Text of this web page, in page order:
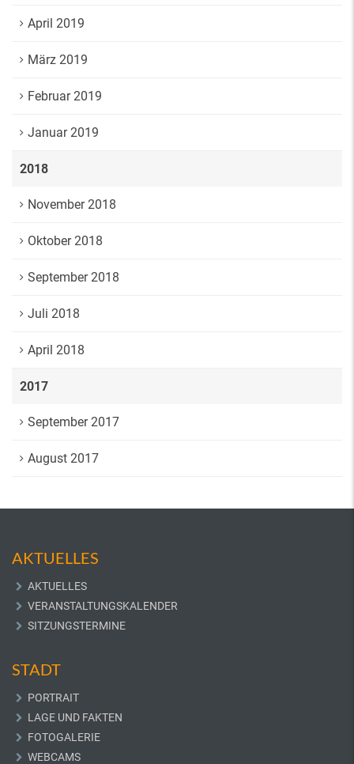
April 2019
März 2019
Februar 2019
Januar 2019
2018
November 2018
Oktober 2018
September 2018
Juli 2018
April 2018
2017
September 2017
August 2017
AKTUELLES
AKTUELLES
VERANSTALTUNGSKALENDER
SITZUNGSTERMINE
STADT
PORTRAIT
LAGE UND FAKTEN
FOTOGALERIE
WEBCAMS